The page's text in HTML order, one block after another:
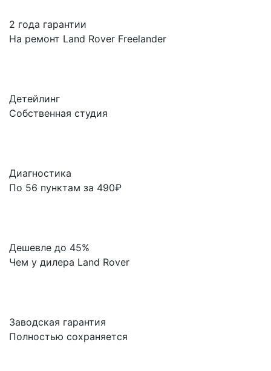
2 года гарантии
На ремонт Land Rover Freelander
Детейлинг
Собственная студия
Диагностика
По 56 пунктам за 490₽
Дешевле до 45%
Чем у дилера Land Rover
Заводская гарантия
Полностью сохраняется